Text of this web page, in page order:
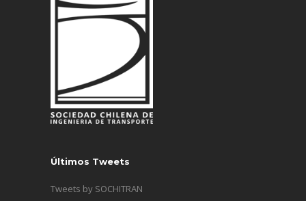
Últimos Tweets
Tweets by SOCHITRAN